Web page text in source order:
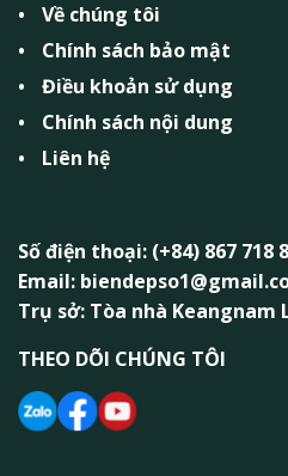
Về chúng tôi
Chính sách bảo mật
Điều khoản sử dụng
Chính sách nội dung
Liên hệ
Số điện thoại: (+84) 867 718
Email:
Trụ sở: Tòa nhà Keangnam
THEO DÕI CHÚNG TÔI